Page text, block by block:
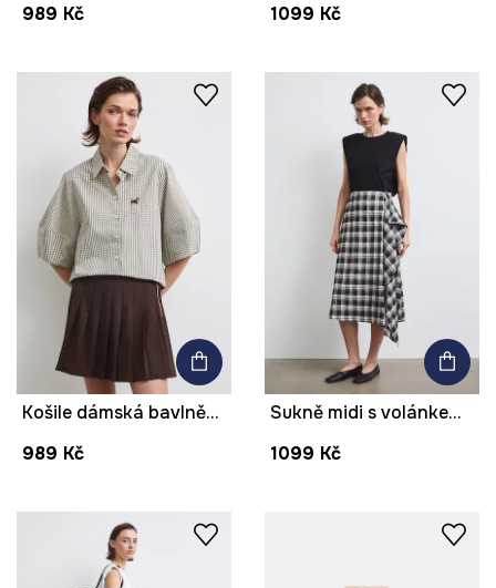
989 Kč 1099 Kč
Košile dámská bavlněná se zvířecím vzorem
989 Kč
Sukně midi s volánkem kostkovaná
1099 Kč